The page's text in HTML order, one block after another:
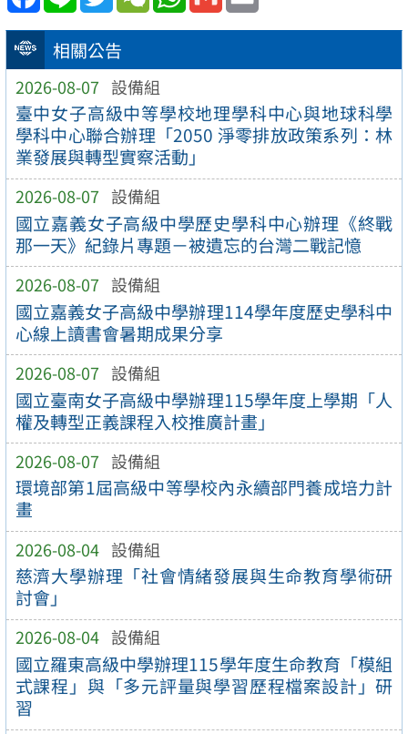
相關公告
2026-08-07 設備組
臺中女子高級中等學校地理學科中心與地球科學
學科中心聯合辦理「2050 淨零排放政策系列：林
業發展與轉型實察活動」
2026-08-07 設備組
國立嘉義女子高級中學歷史學科中心辦理《終戰
那一天》紀錄片專題－被遺忘的台灣二戰記憶
2026-08-07 設備組
國立嘉義女子高級中學辦理114學年度歷史學科中
心線上讀書會暑期成果分享
2026-08-07 設備組
國立臺南女子高級中學辦理115學年度上學期「人
權及轉型正義課程入校推廣計畫」
2026-08-07 設備組
環境部第1屆高級中等學校內永續部門養成培力計
畫
2026-08-04 設備組
慈濟大學辦理「社會情緒發展與生命教育學術研
討會」
2026-08-04 設備組
國立羅東高級中學辦理115學年度生命教育「模組
式課程」與「多元評量與學習歷程檔案設計」研
習